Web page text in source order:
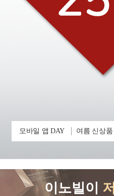
모바일 앱 DAY 여름 신상품
이노빌이